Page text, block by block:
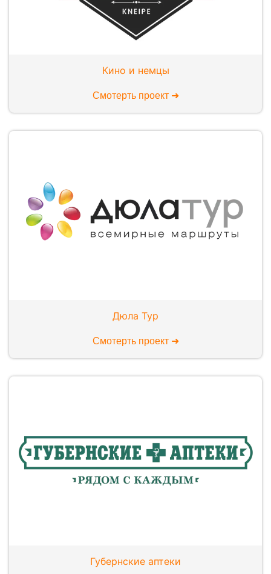
Кино и немцы
Смотерть проект ➜
Дюла Тур
Смотерть проект ➜
Губернские аптеки